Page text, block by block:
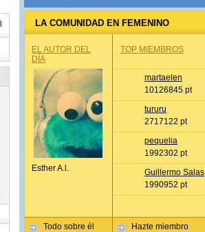
LA COMUNIDAD EN FEMENINO
EL AUTOR DEL
DÍA
Esther A.l.
Todo sobre él
TOP MIEMBROS
martaelen
10126845 pt
tururu
2717122 pt
pequelia
1992302 pt
Guillermo Salas
1990952 pt
Hazte miembro